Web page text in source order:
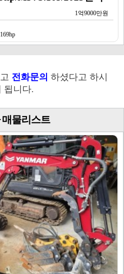
1억9000만원
전화문의 하셨다고 하시
됩니다.
매물리스트